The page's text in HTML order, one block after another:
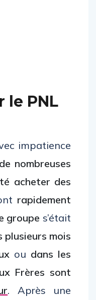
le PNL
impatience
de nombreuses
acheter des
rapidement
groupe s’était
mois
ou dans les
Frères sont
. Après une